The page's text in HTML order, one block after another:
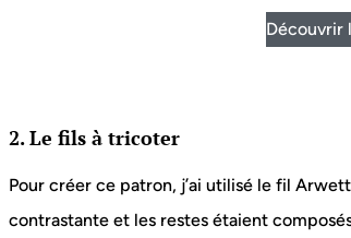
Découvrir
2. Le fils à tricoter
Pour créer ce patron, j’ai utilisé le fil
contrastante et les restes étaient